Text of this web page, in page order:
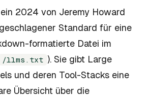
2024 von Jeremy Howard
Standard für eine
formatierte Datei im
/llms.txt ). Sie gibt Large
und deren Tool-Stacks eine
Übersicht über die